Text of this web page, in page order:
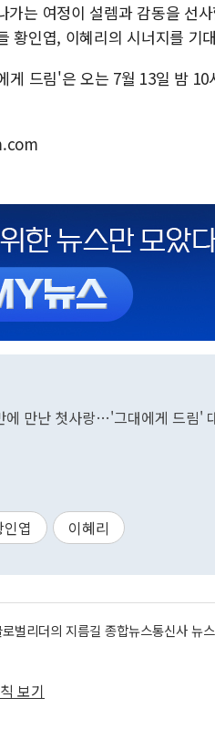
가는 여정이 설렘과 감동을 선
황인엽, 이혜리의 시너지를 기
게 드림'은 오는 7월 13일 밤
에 만난 첫사랑…'그대에게 드림'
인엽 이혜리
벌리더의 지름길 종합뉴스통신사
보기